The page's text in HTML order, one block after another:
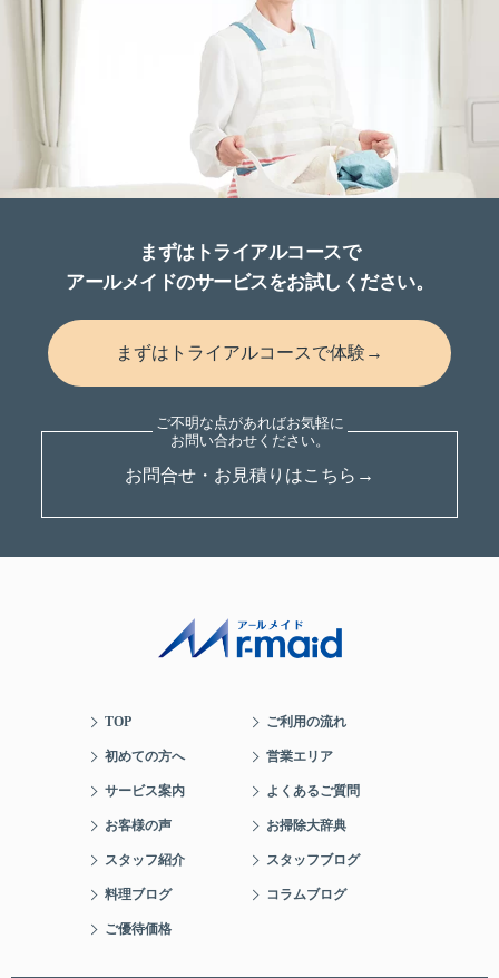
まずはトライアルコースで
アールメイドのサービスをお試しください。
まずはトライアルコースで体験→
お問合せ・お見積りはこちら→
TOP ご利用の流れ
初めての方へ 営業エリア
サービス案内 よくあるご質問
お客様の声 お掃除大辞典
スタッフ紹介 スタッフブログ
料理ブログ コラムブログ
ご優待価格